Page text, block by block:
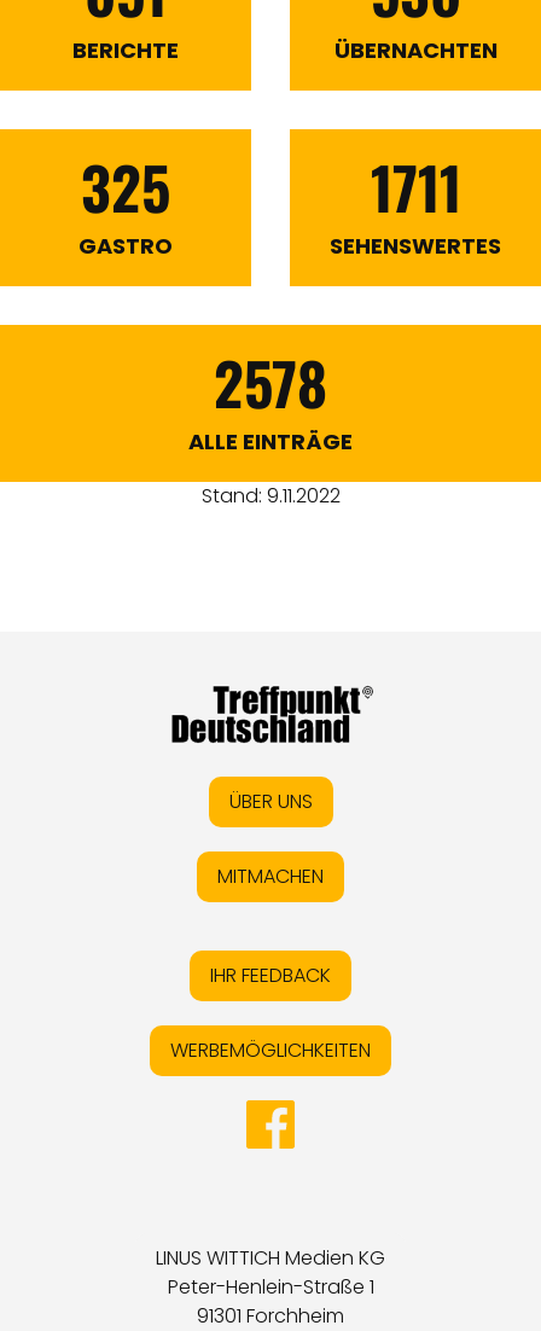
BERICHTE ÜBERNACHTEN
325
GASTRO
1711
SEHENSWERTES
2578
ALLE EINTRÄGE
Stand: 9.11.2022
ÜBER UNS
MITMACHEN
IHR FEEDBACK
WERBEMÖGLICHKEITEN
LINUS WITTICH Medien KG
Peter-Henlein-Straße 1
91301 Forchheim